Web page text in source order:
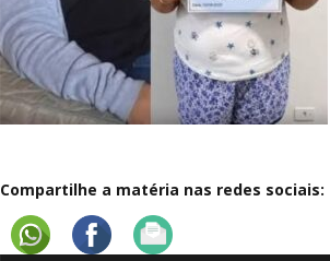
Compartilhe a matéria nas redes sociais: